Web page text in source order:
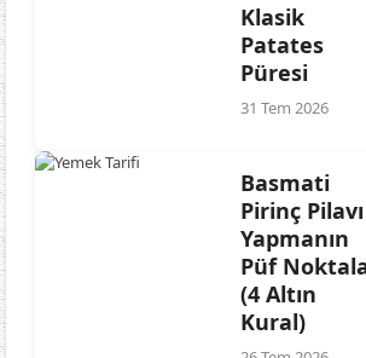
Klasik
Patates
Püresi
31 Tem 2026
Basmati
Pirinç Pilavı
Yapmanın
Püf
(4 Altın
Kural)